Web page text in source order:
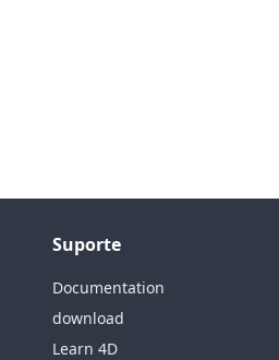
Suporte
Documentation
download
Learn 4D